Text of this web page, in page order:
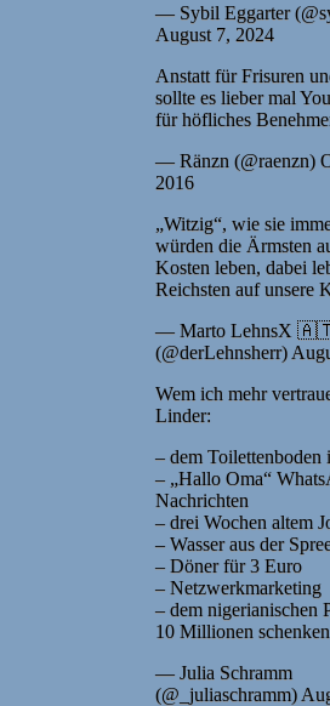
— Sybil Eggarter
August 7, 2024
Anstatt für Frisuren
sollte es lieber mal
für höfliches
— Ränzn (@raenzn)
2016
„Witzig“, wie sie
würden die Ärmsten
Kosten leben, dabei
Reichsten auf unsere
— Marto LehnsX
(@derLehnsherr)
Wem ich mehr
Linder:
– dem Toilettenboden
– „Hallo Oma“
Nachrichten
– drei Wochen altem
– Wasser aus der
– Döner für 3 Euro
– Netzwerkmarketing
– dem nigerianischen
10 Millionen
— Julia Schramm
(@_juliaschramm)